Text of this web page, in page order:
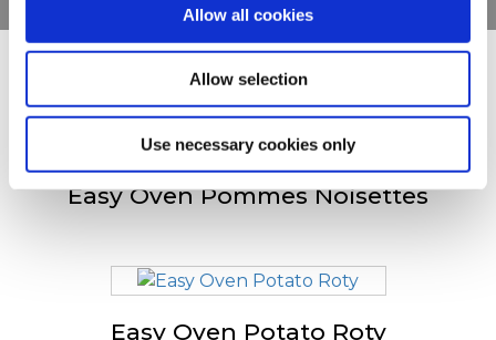
Allow all cookies
Allow selection
Use necessary cookies only
Anderen bekeken ook
Easy Oven Pommes Noisettes
Easy Oven Potato Roty